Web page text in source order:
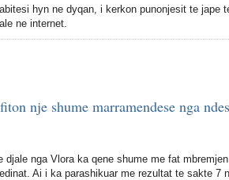
hyn ne dyqan, i kerkon punonjesit te jape
ne internet.
nje shume marramendese nga
djale nga Vlora ka qene shume me fat
Ai i ka parashikuar me rezultat te sakte 7